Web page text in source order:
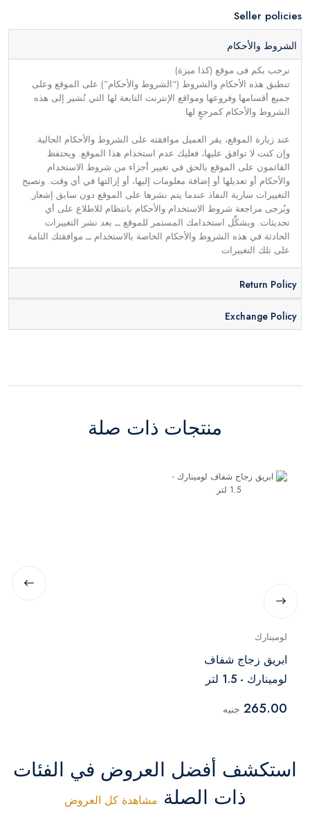
Seller policies
الشروط والأحكام
نرحب بكم فى موقع (كذا ميزة)
تنطبق هذه الأحكام والشروط (“الشروط والأحكام”) على الموقع وعلى
جميع أقسامها وفروعها ومواقع الإنترنت التابعة لها التي تُشير إلى هذه
الشروط والأحكام كمرجعٍ لها
عند زيارة الموقع، يقر العميل موافقته على الشروط والأحكام الحالية.
وإن كنت لا توافق عليها، فعليك عدم استخدام هذا الموقع. ويحتفظ
القائمون على الموقع بالحق في تغيير أجزاء من شروط الاستخدام
والأحكام أو تعديلها أو إضافة معلومات إليها، أو إزالتها في أي وقت. وتصبح
التغييرات سارية النفاذ عندما يتم نشرها على الموقع دون سابق إشعار.
ويُرجى مراجعة شروط الاستخدام والأحكام بانتظام للاطلاع على أي
تحديثات. ويشكِّل استخدامك المستمر للموقع ــ بعد نشر التغييرات
الحادثة في هذه الشروط والأحكام الخاصة بالاستخدام ــ موافقتك التامة
على تلك التغييرات
Return Policy
Exchange Policy
منتجات ذات صلة
لومينارك
ابريق زجاج شفاف
لومينارك - 1.5 لتر
265.00 جنيه
استكشف أفضل العروض في الفئات
ذات الصلة مشاهدة كل العروض